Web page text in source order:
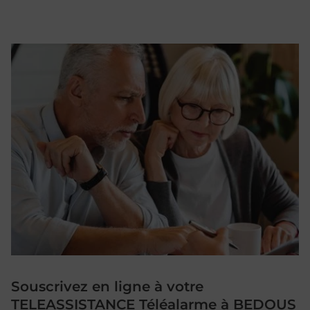
Souscrivez en ligne à votre
TELEASSISTANCE Téléalarme à BEDOUS